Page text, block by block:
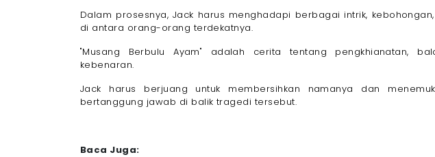
Dalam prosesnya, Jack harus menghadapi berbagai intrik,
di antara orang-orang terdekatnya.
"Musang Berbulu Ayam" adalah cerita tentang pengkhianatan,
kebenaran.
Jack harus berjuang untuk membersihkan namanya dan
bertanggung jawab di balik tragedi tersebut.
Baca Juga: